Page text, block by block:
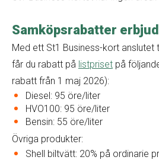
Samköpsrabatter
Med ett St1 Business-kort
får du rabatt på listpriset på
rabatt från 1 maj 2026):
Diesel: 95 öre/liter
HVO100: 95 öre/liter
Bensin: 55 öre/liter
Övriga produkter:
Shell biltvätt: 20% på ordinarie